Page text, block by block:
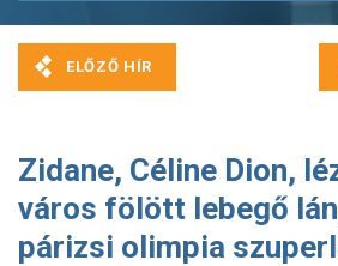
Zidane, Céline Dion,
város fölött lebegő
párizsi olimpia